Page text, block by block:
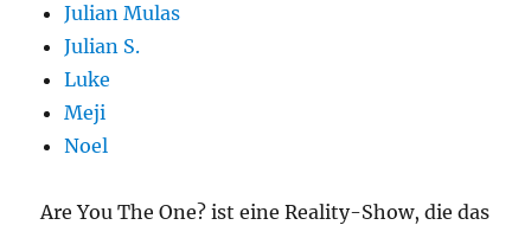
Julian Mulas
Julian S.
Luke
Meji
Noel
Are You The One? ist eine Reality-Show, die das